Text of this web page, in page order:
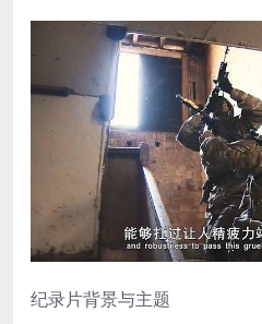
纪录片背景与主题